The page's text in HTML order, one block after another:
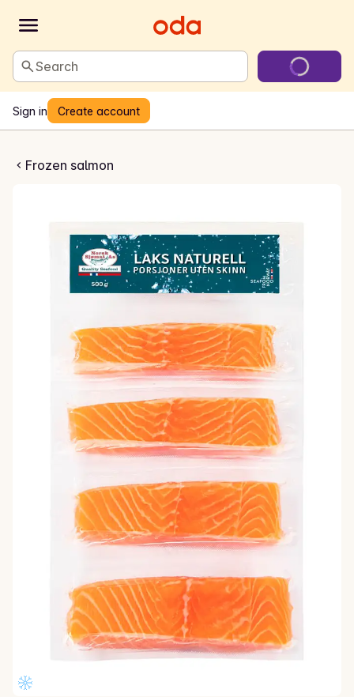
Search
Sign in Create account
Frozen salmon
uten skinn